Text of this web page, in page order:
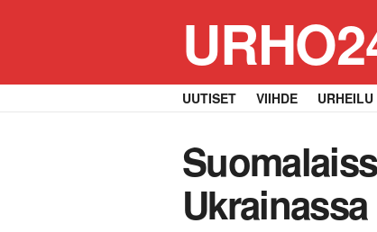
UUTISET VIIHDE URHEILU
Ukrainassa